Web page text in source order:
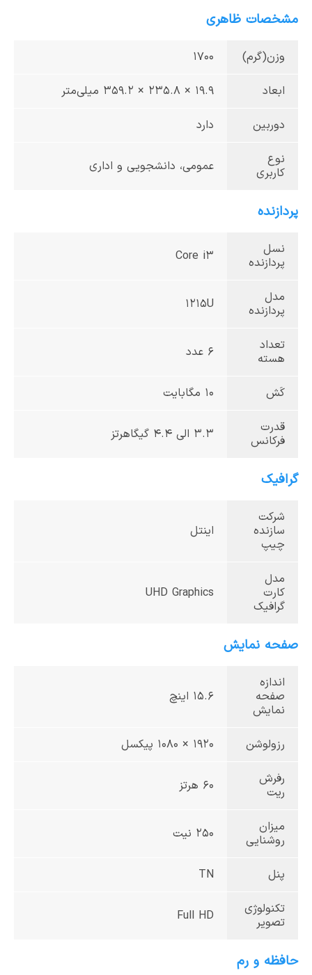
مشخصات ظاهری
وزن(گرم) 1700
ابعاد 19.9 × 235.8 × 359.2 میلی‌متر
دوربین دارد
نوع
کاربری
عمومی، دانشجویی و اداری
پردازنده
نسل
پردازنده
Core i3
مدل
پردازنده
1215U
تعداد
هسته
6 عدد
کَش 10 مگابایت
قدرت
فرکانس
3.3 الی 4.4 گیگاهرتز
گرافیک
شرکت
سازنده
چیپ
اینتل
مدل
کارت
گرافیک
UHD Graphics
صفحه نمایش
اندازه
صفحه
نمایش
15.6 اینچ
رزولوشن 1920 × 1080 پیکسل
رفرش
ریت
60 هرتز
میزان
روشنایی
250 نیت
پنل TN
تکنولوژی
تصویر
Full HD
حافظه و رم